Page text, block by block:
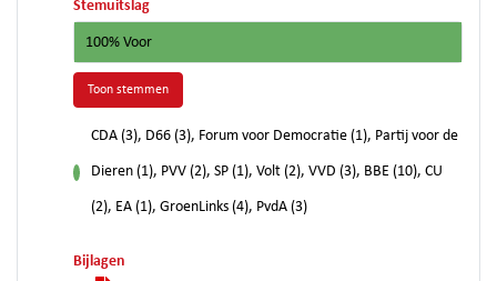
Stemuitslag
100% Voor
Toon stemmen
CDA (3), D66 (3), Forum voor Democratie (1), Partij voor de
Dieren (1), PVV (2), SP (1), Volt (2), VVD (3), BBE (10), CU
(2), EA (1), GroenLinks (4), PvdA (3)
Bijlagen